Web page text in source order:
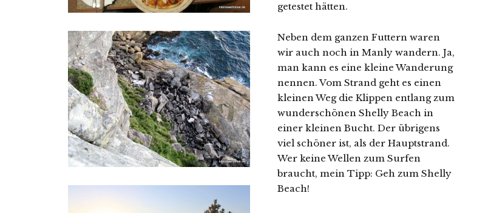
getestet hätten.
Neben dem ganzen Futtern waren
wir auch noch in Manly wandern. Ja,
man kann es eine kleine Wanderung
nennen. Vom Strand geht es einen
kleinen Weg die Klippen entlang zum
wunderschönen Shelly Beach in
einer kleinen Bucht. Der übrigens
viel schöner ist, als der Hauptstrand.
Wer keine Wellen zum Surfen
braucht, mein Tipp: Geh zum Shelly
Beach!